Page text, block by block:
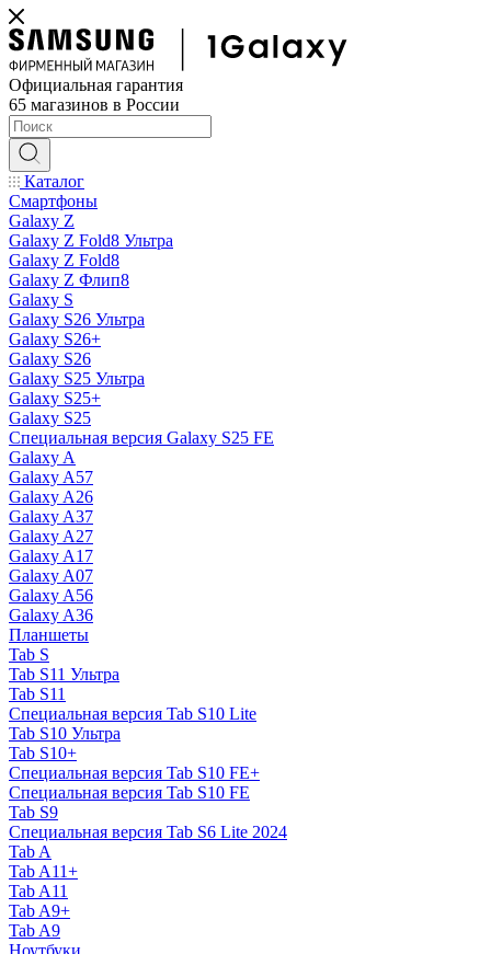
Официальная гарантия
65 магазинов в России
Каталог
Смартфоны
Galaxy Z
Galaxy Z Fold8 Ультра
Galaxy Z Fold8
Galaxy Z Флип8
Galaxy S
Galaxy S26 Ультра
Galaxy S26+
Galaxy S26
Galaxy S25 Ультра
Galaxy S25+
Galaxy S25
Специальная версия Galaxy S25 FE
Galaxy A
Galaxy A57
Galaxy A26
Galaxy A37
Galaxy A27
Galaxy A17
Galaxy A07
Galaxy A56
Galaxy A36
Планшеты
Tab S
Tab S11 Ультра
Tab S11
Специальная версия Tab S10 Lite
Tab S10 Ультра
Tab S10+
Специальная версия Tab S10 FE+
Специальная версия Tab S10 FE
Tab S9
Специальная версия Tab S6 Lite 2024
Tab A
Tab A11+
Tab A11
Tab A9+
Tab A9
Ноутбуки